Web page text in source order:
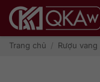
qua
dungTrang chủ / Rượu vang